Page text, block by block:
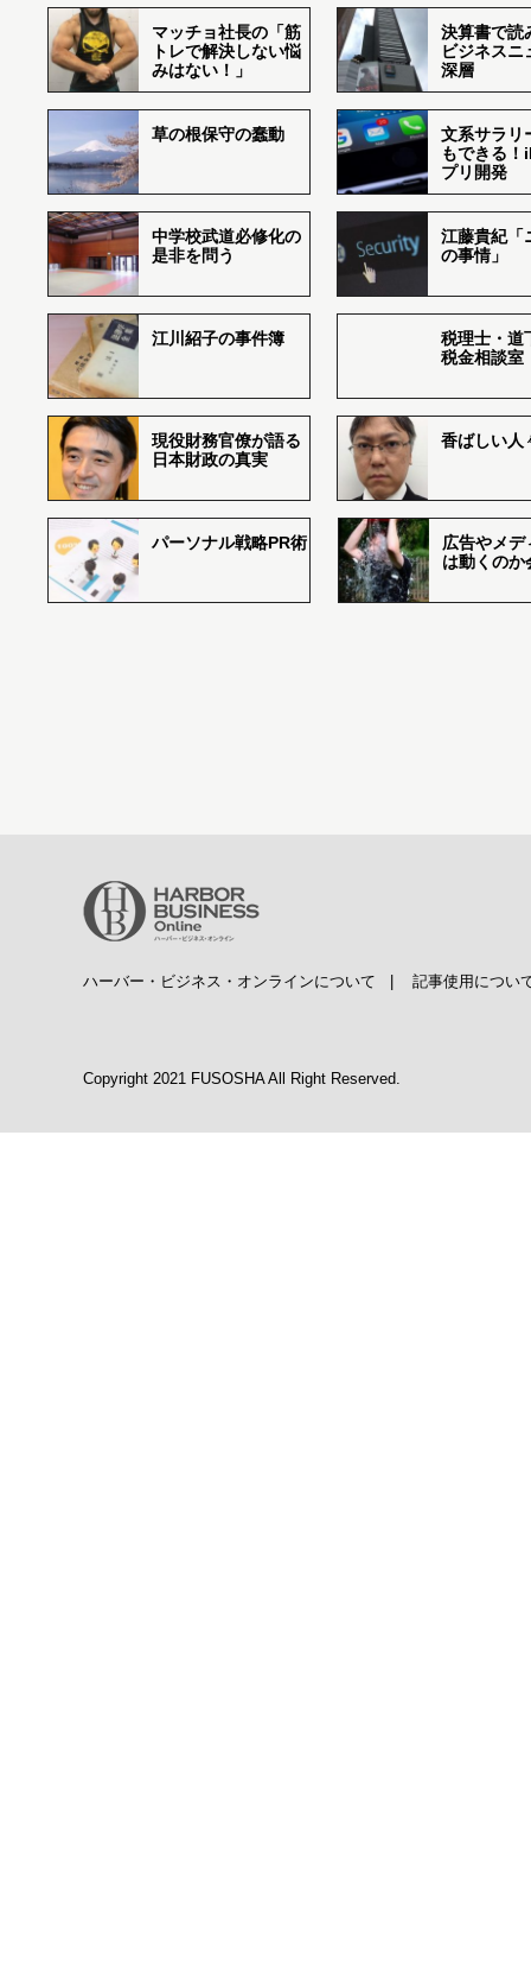
マッチョ社長の「筋
トレで解決しない悩
みはない！」
決算書で読
ビジネスニ
深層
草の根保守の蠢動
文系サラリ
もできる
プリ開発
中学校武道必修化の
是非を問う
江藤貴紀「
の事情」
江川紹子の事件簿
税理士・道
税金相談室
現役財務官僚が語る
日本財政の真実
香ばしい
パーソナル戦略PR術
広告やメデ
は動くのか
ハーバー・ビジネス・オンラインについて 記事使用につい
Copyright 2021 FUSOSHA All Right Reserved.